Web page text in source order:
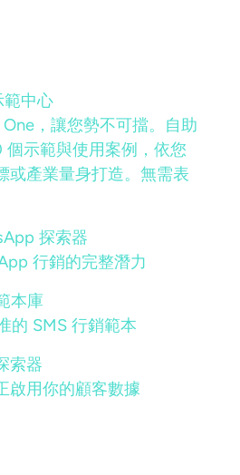
範中心
，讓您勢不可擋。自助
示範與使用案例，依您
或產業量身打造。無需表
探索器
行銷的完整潛力
本庫
的 SMS 行銷範本
索器
啟用你的顧客數據